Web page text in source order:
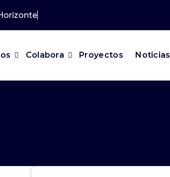
Colabora Proyectos Noticias